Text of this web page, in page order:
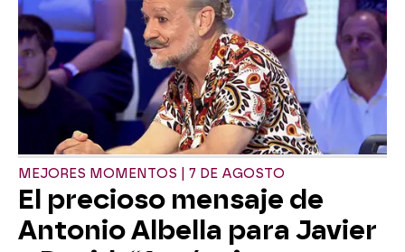
MEJORES MOMENTOS | 7 DE AGOSTO
El precioso mensaje de
Antonio Albella para Javier